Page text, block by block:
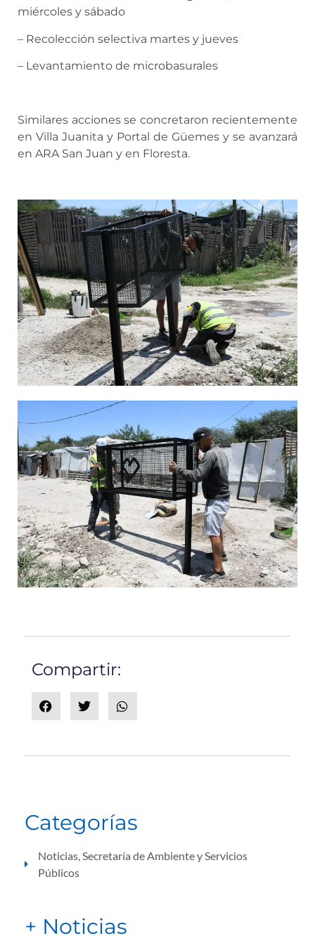
miércoles y sábado
– Recolección selectiva martes y jueves
– Levantamiento de microbasurales
Similares acciones se concretaron recientemente
en Villa Juanita y Portal de Güemes y se avanzará
en ARA San Juan y en Floresta.
Compartir:
Categorías
Noticias,Secretaría de Ambiente y Servicios
Públicos
+ Noticias